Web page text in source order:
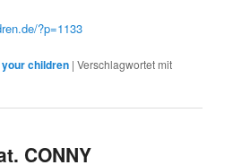
?p=1133
children |Verschlagwortet mit
CONNY